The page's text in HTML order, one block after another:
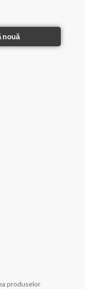
nouă
produselor